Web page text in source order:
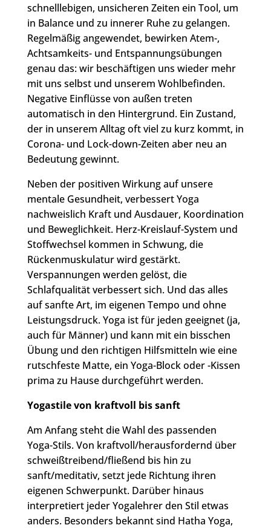
schnelllebigen, unsicheren Zeiten ein Tool, um
in Balance und zu innerer Ruhe zu gelangen.
Regelmäßig angewendet, bewirken Atem-,
Achtsamkeits- und Entspannungsübungen
genau das: wir beschäftigen uns wieder mehr
mit uns selbst und unserem Wohlbefinden.
Negative Einflüsse von außen treten
automatisch in den Hintergrund. Ein Zustand,
der in unserem Alltag oft viel zu kurz kommt, in
Corona- und Lock-down-Zeiten aber neu an
Bedeutung gewinnt.
Neben der positiven Wirkung auf unsere
mentale Gesundheit, verbessert Yoga
nachweislich Kraft und Ausdauer, Koordination
und Beweglichkeit. Herz-Kreislauf-System und
Stoffwechsel kommen in Schwung, die
Rückenmuskulatur wird gestärkt.
Verspannungen werden gelöst, die
Schlafqualität verbessert sich. Und das alles
auf sanfte Art, im eigenen Tempo und ohne
Leistungsdruck. Yoga ist für jeden geeignet (ja,
auch für Männer) und kann mit ein bisschen
Übung und den richtigen Hilfsmitteln wie eine
rutschfeste Matte, ein Yoga-Block oder -Kissen
prima zu Hause durchgeführt werden.
Yogastile von kraftvoll bis sanft
Am Anfang steht die Wahl des passenden
Yoga-Stils. Von kraftvoll/herausfordernd über
schweißtreibend/fließend bis hin zu
sanft/meditativ, setzt jede Richtung ihren
eigenen Schwerpunkt. Darüber hinaus
interpretiert jeder Yogalehrer den Stil etwas
anders. Besonders bekannt sind Hatha Yoga,